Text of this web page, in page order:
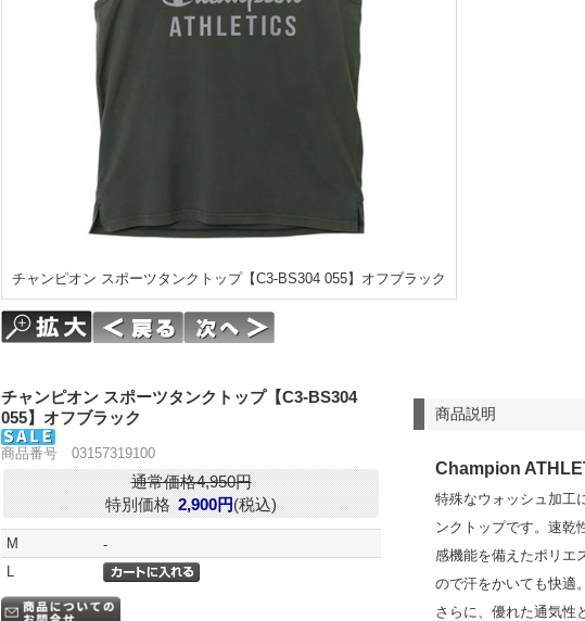
チャンピオン スポーツタンクトップ【C3-BS304 055】オフブラック
商品説明
Champion
特殊なウォッシュ加工
ンクトップです。速乾
感機能を備えたポリエ
ので汗をかいても快適。
さらに、優れた通気性
チャンピオン スポーツタンクトップ【C3-BS304
055】オフブラック
商品番号 03157319100
通常価格4,950円
特別価格 2,900円(税込)
M
-
L